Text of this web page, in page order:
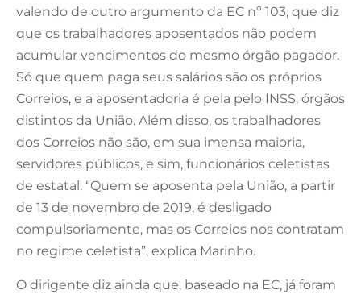
valendo de outro argumento da EC nº 103, que diz
que os trabalhadores aposentados não podem
acumular vencimentos do mesmo órgão pagador.
Só que quem paga seus salários são os próprios
Correios, e a aposentadoria é pela pelo INSS, órgãos
distintos da União. Além disso, os trabalhadores
dos Correios não são, em sua imensa maioria,
servidores públicos, e sim, funcionários celetistas
de estatal. “Quem se aposenta pela União, a partir
de 13 de novembro de 2019, é desligado
compulsoriamente, mas os Correios nos contratam
no regime celetista”, explica Marinho.
O dirigente diz ainda que, baseado na EC, já foram